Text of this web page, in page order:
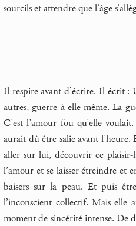
sourcils et attendre que l’âge
Il respire avant d’écrire. Il écrit :
autres, guerre à elle-même. La
C’est l’amour fou qu’elle
aurait dû être salie avant
aller sur lui, découvrir ce plaisir-
l’amour et se laisser étreindre et
baisers sur la peau. Et puis
l’inconscient collectif. Mais elle
moment de sincérité intense. De